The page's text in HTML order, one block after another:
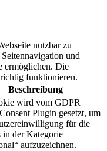
nutzbar zu
und
ermöglichen. Die
funktionieren.
Beschreibung
wird vom GDPR
Plugin gesetzt, um
für die
in der Kategorie
aufzuzeichnen.